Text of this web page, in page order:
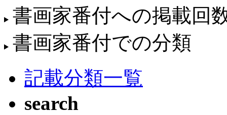
書画家番付への掲載回
書画家番付での分類
記載分類一覧
search